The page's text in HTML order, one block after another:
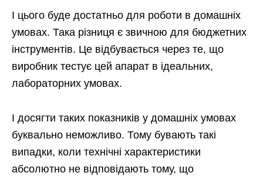
І цього буде достатньо для роботи в домашніх
умовах. Така різниця є звичною для бюджетних
інструментів. Це відбувається через те, що
виробник тестує цей апарат в ідеальних,
лабораторних умовах.
І досягти таких показників у домашніх умовах
буквально неможливо. Тому бувають такі
випадки, коли технічні характеристики
абсолютно не відповідають тому, що